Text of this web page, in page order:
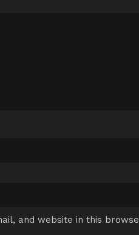
and website in this